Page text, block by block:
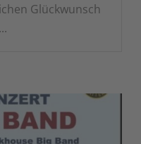
Glückwunsch